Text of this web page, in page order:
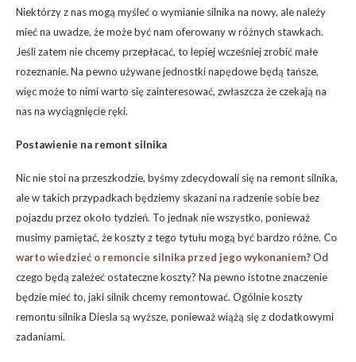
Niektórzy z nas mogą myśleć o wymianie silnika na nowy, ale należy
mieć na uwadze, że może być nam oferowany w różnych stawkach.
Jeśli zatem nie chcemy przepłacać, to lepiej wcześniej zrobić małe
rozeznanie. Na pewno używane jednostki napędowe będą tańsze,
więc może to nimi warto się zainteresować, zwłaszcza że czekają na
nas na wyciągnięcie ręki.
Postawienie na remont silnika
Nic nie stoi na przeszkodzie, byśmy zdecydowali się na remont silnika,
ale w takich przypadkach będziemy skazani na radzenie sobie bez
pojazdu przez około tydzień. To jednak nie wszystko, ponieważ
musimy pamiętać, że koszty z tego tytułu mogą być bardzo różne. Co
warto wiedzieć o remoncie silnika przed jego wykonaniem?Od
czego będą zależeć ostateczne koszty? Na pewno istotne znaczenie
będzie mieć to, jaki silnik chcemy remontować. Ogólnie koszty
remontu silnika Diesla są wyższe, ponieważ wiążą się z dodatkowymi
zadaniami.